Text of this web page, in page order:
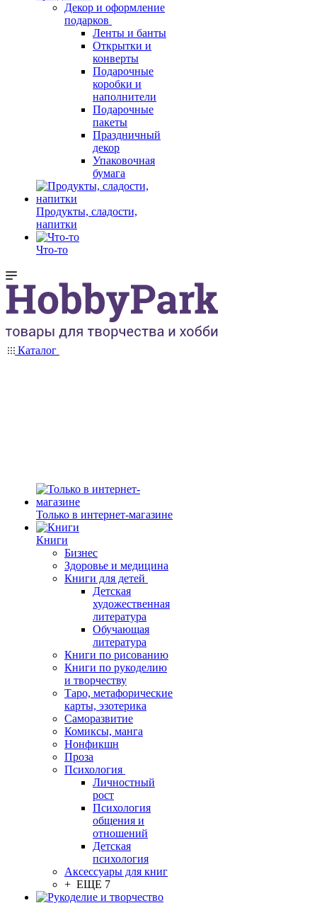
Декор и оформление
подарков
Ленты и банты
Открытки и
конверты
Подарочные
коробки и
наполнители
Подарочные
пакеты
Праздничный
декор
Упаковочная
бумага
Продукты, сладости,
напитки
Что-то
Каталог
Только в интернет-магазине
Книги
Бизнес
Здоровье и медицина
Книги для детей
Детская
художественная
литература
Обучающая
литература
Книги по рисованию
Книги по рукоделию
и творчеству
Таро, метафорические
карты, эзотерика
Саморазвитие
Комиксы, манга
Нонфикшн
Проза
Психология
Личностный
рост
Психология
общения и
отношений
Детская
психология
Аксессуары для книг
+ ЕЩЕ 7